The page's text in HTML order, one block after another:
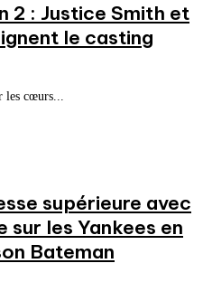
2 : Justice Smith et
le casting
les cœurs...
supérieure avec
sur les Yankees en
Bateman